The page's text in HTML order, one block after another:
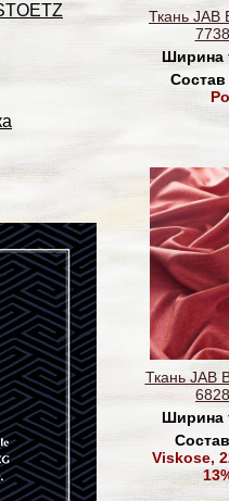
Ткань JAB
Ширина
Ткань JAB
Ширина
Viskose,